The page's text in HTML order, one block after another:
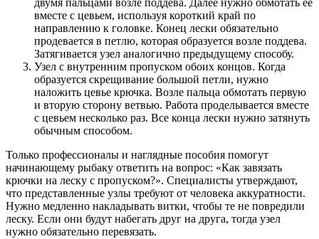
двумя пальцами возле поддева. Далее нужно обмотать ее
вместе с цевьем, используя короткий край по
направлению к головке. Конец лески обязательно
продевается в петлю, которая образуется возле поддева.
Затягивается узел аналогично предыдущему способу.
Узел с внутренним пропуском обоих концов. Когда
образуется скрещивание большой петли, нужно
наложить цевье крючка. Возле пальца обмотать первую
и вторую сторону ветвью. Работа проделывается вместе
с цевьем несколько раз. Все конца лески нужно затянуть
обычным способом.
Только профессионалы и наглядные пособия помогут
начинающему рыбаку ответить на вопрос: «Как завязать
крючки на леску с пропуском?». Специалисты утверждают,
что представленные узлы требуют от человека аккуратности.
Нужно медленно накладывать витки, чтобы те не повредили
леску. Если они будут набегать друг на друга, тогда узел
нужно обязательно перевязать.